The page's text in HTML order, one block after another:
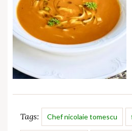
Tags: Chef nicolaie tomescu